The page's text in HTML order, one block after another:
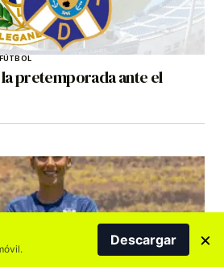
FÚTBOL
pretemporada ante el
Descargar ×